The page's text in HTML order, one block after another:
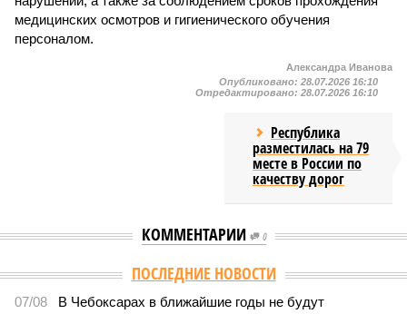
медицинских осмотров и гигиенического обучения
персоналом.
Александра Иванова
Опубликовано: 28.07.2026 16:10
Отредактировано: 28.07.2026 16:10
Республика
разместилась на 79
месте в России по
качеству дорог
КОММЕНТАРИИ 0
Версия //Общество //
В регионе учреждены удостоверения мастеров